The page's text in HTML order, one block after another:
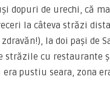
dopuri de urechi, că
la câteva străzi
la doi pași de
străzile cu restaurante
era pustiu seara, zona